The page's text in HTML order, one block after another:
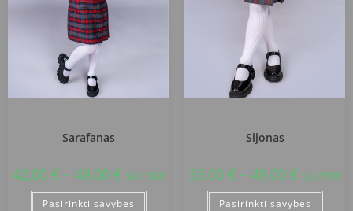
Sarafanas
42,00 € – 49,00 € su PVM
Pasirinkti savybes
Sijonas
35,00 € – 49,00 € su PVM
Pasirinkti savybes